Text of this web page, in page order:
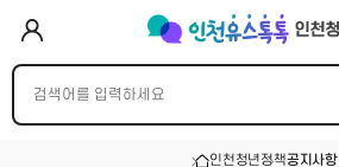
인천청년정책공지사항